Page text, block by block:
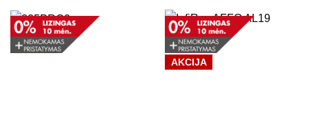
AKCIJA
AKCIJA